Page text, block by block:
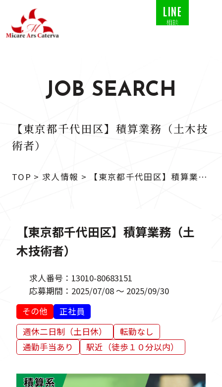
LINE
相談
JOB SEARCH
【東京都千代田区】積算業務（土木技
術者）
TOP > 求人情報 > 【東京都千代田区】積算業務
（土木技術者）
【東京都千代田区】積算業務（土
木技術者）
求人番号： 13010-80683151
応募期間： 2025/07/08 ～ 2025/09/30
その他
正社員
週休二日制（土日休）
転勤なし
通勤手当あり
駅近（徒歩１０分以内）